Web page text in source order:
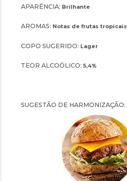
APARÊNCIA: Brilhante
AROMAS: Notas de frutas tropicais
COPO SUGERIDO: Lager
TEOR ALCOÓLICO:5,4%
SUGESTÃO DE HARMONIZAÇÃO: